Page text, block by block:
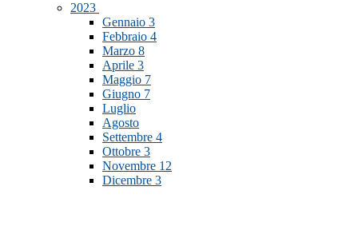
2023
Gennaio 3
Febbraio 4
Marzo 8
Aprile 3
Maggio 7
Giugno 7
Luglio
Agosto
Settembre 4
Ottobre 3
Novembre 12
Dicembre 3